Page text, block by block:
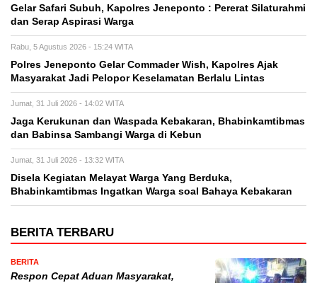
Gelar Safari Subuh, Kapolres Jeneponto : Pererat Silaturahmi
dan Serap Aspirasi Warga
Rabu, 5 Agustus 2026 - 15:24 WITA
Polres Jeneponto Gelar Commader Wish, Kapolres Ajak
Masyarakat Jadi Pelopor Keselamatan Berlalu Lintas
Jumat, 31 Juli 2026 - 14:02 WITA
Jaga Kerukunan dan Waspada Kebakaran, Bhabinkamtibmas
dan Babinsa Sambangi Warga di Kebun
Jumat, 31 Juli 2026 - 13:32 WITA
Disela Kegiatan Melayat Warga Yang Berduka,
Bhabinkamtibmas Ingatkan Warga soal Bahaya Kebakaran
BERITA TERBARU
BERITA
Respon Cepat Aduan Masyarakat,